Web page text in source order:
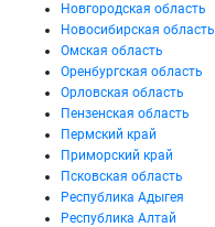
Новгородская область
Новосибирская область
Омская область
Оренбургская область
Орловская область
Пензенская область
Пермский край
Приморский край
Псковская область
Республика Адыгея
Республика Алтай